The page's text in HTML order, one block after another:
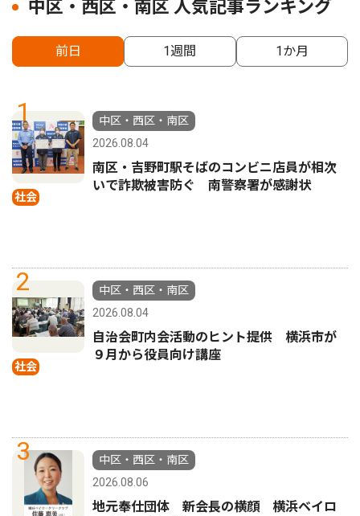
中区・西区・南区 人気記事ランキング
前日 1週間 1か月
1
社会
中区・西区・南区
2026.08.04
南区・吉野町駅そばのコンビニ店員が相次
いで詐欺被害防ぐ 南警察署が感謝状
2
社会
中区・西区・南区
2026.08.04
自治会町内会活動のヒント提供 横浜市が
９月から役員向け講座
3
中区・西区・南区
2026.08.06
地元奉仕団体 新会長の横顔 横浜ベイロ